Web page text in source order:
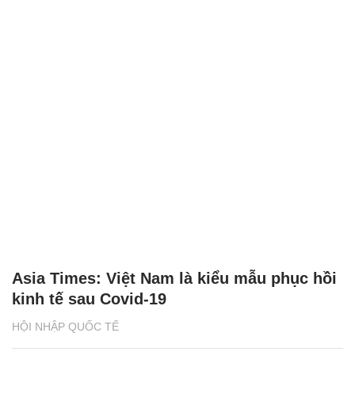
HỘI NHẬP QUỐC TẾ
Asia Times: Việt Nam là kiểu mẫu phục hồi
kinh tế sau Covid-19